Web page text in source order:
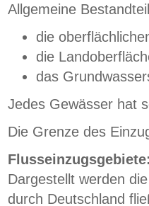
Allgemeine
die
die
das
Jedes Gewässer hat
Die Grenze des
Dargestellt werden
durch Deutschland